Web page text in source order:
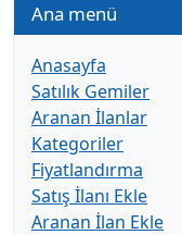
Ana menü
Anasayfa
Satılık Gemiler
Aranan İlanlar
Kategoriler
Fiyatlandırma
Satış İlanı Ekle
Aranan İlan Ekle